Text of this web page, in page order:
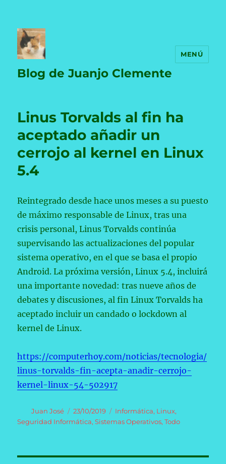
Blog de Juanjo Clemente
MENÚ
Linus Torvalds al fin ha
aceptado añadir un
cerrojo al kernel en Linux
5.4
Reintegrado desde hace unos meses a su puesto
de máximo responsable de Linux, tras una
crisis personal, Linus Torvalds continúa
supervisando las actualizaciones del popular
sistema operativo, en el que se basa el propio
Android. La próxima versión, Linux 5.4, incluirá
una importante novedad: tras nueve años de
debates y discusiones, al fin Linux Torvalds ha
aceptado incluir un candado o lockdown al
kernel de Linux.
https://computerhoy.com/noticias/tecnologia/
linus-torvalds-fin-acepta-anadir-cerrojo-
kernel-linux-54-502917
Autor
Juan José
Publicado
el
23/10/2019 Categorías
Informática, Linux,
Seguridad Informática,Sistemas Operativos,Todo